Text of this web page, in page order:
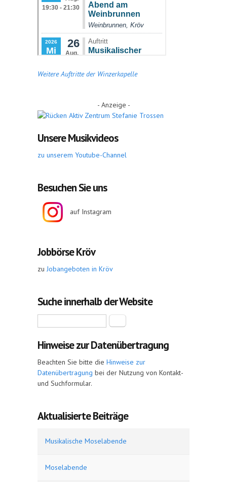
Weitere Auftritte der Winzerkapelle
- Anzeige -
Unsere Musikvideos
zu unserem Youtube-Channel
Besuchen Sie uns
auf Instagram
Jobbörse Kröv
zu Jobangeboten in Kröv
Suche innerhalb der Website
Suche
Hinweise zur Datenübertragung
Beachten Sie bitte die Hinweise zur
Datenübertragung bei der Nutzung von Kontakt-
und Suchformular.
Aktualisierte Beiträge
Musikalische Moselabende
Moselabende